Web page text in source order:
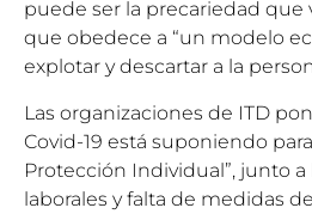
puede ser la precariedad que
que obedece a “un modelo
explotar y descartar a la
Las organizaciones de ITD
Covid-19 está suponiendo
Protección Individual”, junto
laborales y falta de medidas